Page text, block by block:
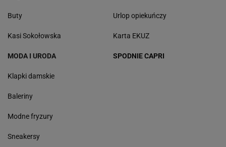
Buty
Kasi Sokołowska
Urlop opiekuńczy
Karta EKUZ
MODA I URODA
Klapki damskie
Baleriny
Modne fryzury
Sneakersy
SPODNIE CAPRI